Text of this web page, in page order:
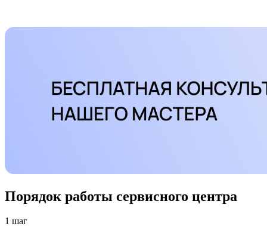
Порядок работы сервисного центра
1 шаг